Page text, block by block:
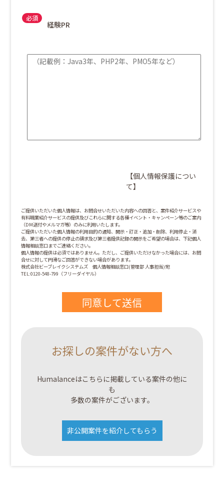
経験PR
【個人情報保護につい
て】
ご提供いただいた個人情報は、お問合せいただいた内容への回答と、案件紹介サービスや
有料職業紹介サービスの提供及びこれらに関する各種イベント・キャンペーン等のご案内
（DM送付やメルマガ等）のみに利用いたします。
ご提供いただいた個人情報の利用目的の通知、開示・訂正・追加・削除、利用停止・消
去、第三者への提供の停止の請求及び第三者提供記録の開示をご希望の場合は、下記個人
情報相談窓口までご連絡ください。
個人情報の提供は必須ではありません。ただし、ご提供いただけなかった場合には、お問
合せに対して円滑なご回答ができない場合があります。
株式会社ビーブレイクシステムズ 個人情報相談窓口(管理部 人事担当)宛
TEL:0120-548-799（フリーダイヤル）
お探しの案件がない方へ
Humalanceはこちらに掲載している案件の他に
も
多数の案件がございます。
非公開案件を紹介してもらう